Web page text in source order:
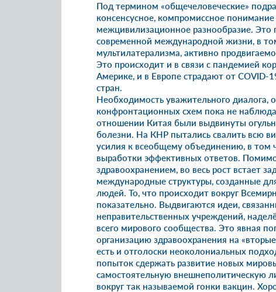
Под термином «общечеловеческие»
консенсусное, компромиссное
межцивилизационное разнообразие. Это
современной международной жизни, в
мультилатерализма, активно
Это происходит и в связи с пандемией
Америке, и в Европе страдают от COVID-
стран.
Необходимость уважительного диалога,
конфронтационных схем пока не
отношении Китая были выдвинуты
болезни. На КНР пытались свалить всю
усилия к всеобщему объединению, в том
выработки эффективных ответов.
здравоохранением, во весь рост встает
международные структуры, созданные
людей. То, что происходит вокруг
показательно. Выдвигаются идеи,
неправительственных учреждений,
всего мирового сообщества. Это явная
организацию здравоохранения на
есть и отголоски неоколониальных
попыток сдержать развитие новых
самостоятельную внешнеполитическую
вокруг так называемой гонки вакцин.